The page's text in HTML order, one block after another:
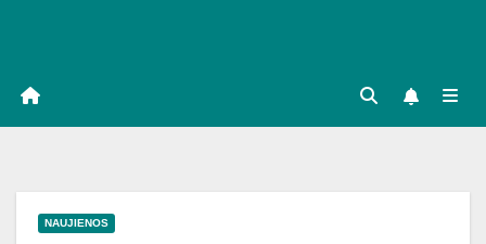
NAUJIENOS